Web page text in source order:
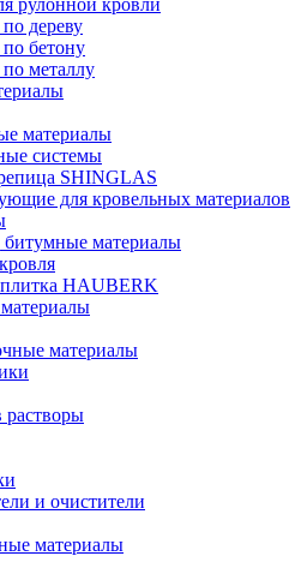
дереву
бетону
металлу
материалы
системы
SHINGLAS
для кровельных материалов
битумные материалы
HAUBERK
материалы
растворы
и очистители
материалы